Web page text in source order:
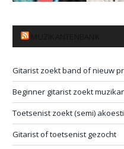
Gitarist zoekt band of nieuw
Beginner gitarist zoekt
Toetsenist zoekt (semi)
Gitarist of toetsenist gezocht